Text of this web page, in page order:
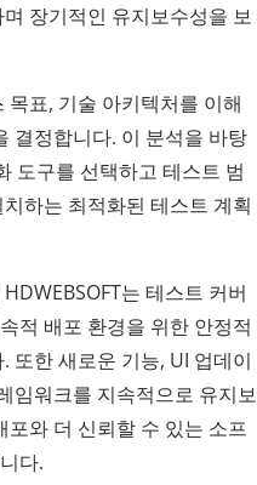
장기적인 유지보수성을 보
표, 기술 아키텍처를 이해
결정합니다. 이 분석을 바탕
도구를 선택하고 테스트 범
하는 최적화된 테스트 계획
는 테스트 커버
적 배포 환경을 위한 안정적
또한 새로운 기능, UI 업데이
임워크를 지속적으로 유지보
와 더 신뢰할 수 있는 소프
다.